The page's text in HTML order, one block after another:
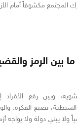
المجتمع مكشوفاً أمام
ما بين الرمز
وبين رفع الأفراد
تضيع الفكرة.
يبني دولة ولا يواجه